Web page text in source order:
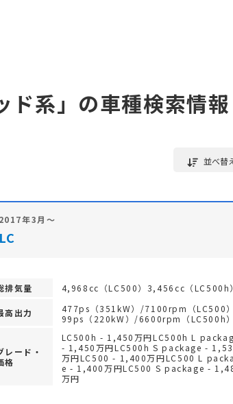
ド系」の車種検索情報
並べ替
2017年3月～
LC
排気量 4,968cc（LC500）3,456cc（LC500h）
高出力
477ps（351kW）/7100rpm（LC500
99ps（220kW）/6600rpm（LC500h）
レード・
格
LC500h - 1,450万円LC500h L
- 1,450万円LC500h S package -
万円LC500 - 1,400万円LC500 L
e - 1,400万円LC500 S package -
万円